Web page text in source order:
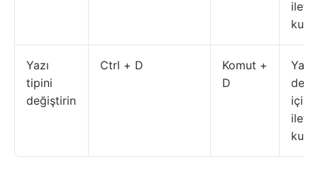
Yazı
tipini
değiştirin
Ctrl + D
Komut +
D
için